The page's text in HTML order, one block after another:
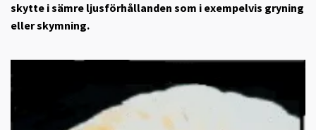
skytte i sämre ljusförhållanden som i exempelvis gryning
eller skymning.